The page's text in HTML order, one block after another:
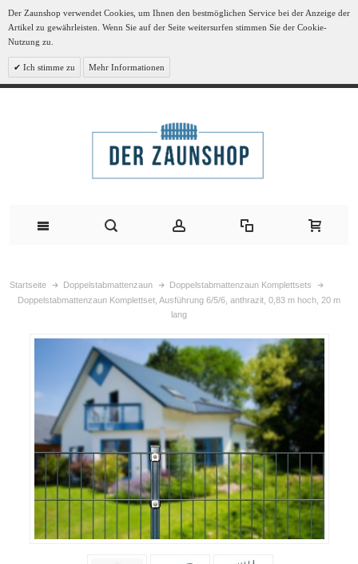
Der Zaunshop verwendet Cookies, um Ihnen den bestmöglichen Service bei der Anzeige der
Artikel zu gewährleisten. Wenn Sie auf der Seite weitersurfen stimmen Sie der Cookie-
Nutzung zu.
Ich stimme zu Mehr Informationen
Startseite Doppelstabmattenzaun
Doppelstabmattenzaun Komplettsets
Doppelstabmattenzaun Komplettset, Ausführung 6/5/6, anthrazit, 0,83 m hoch, 20 m
lang